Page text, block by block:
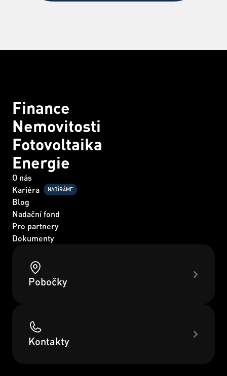
Finance
Nemovitosti
Fotovoltaika
Energie
O nás
Kariéra
NABÍRÁME
Blog
Nadační fond
Pro partnery
Dokumenty
Pobočky
Kontakty